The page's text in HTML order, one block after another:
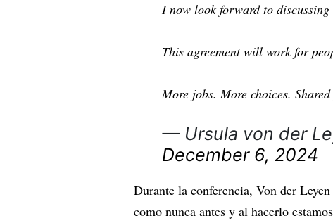
I now look forward to
This agreement will work for
More jobs. More choices.
— Ursula von der
December 6, 2024
Durante la conferencia, Von der
como nunca antes y al hacerlo